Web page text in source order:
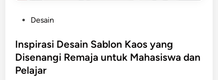
s
t
e
Desain
Inspirasi Desain Sablon Kaos yang
Disenangi Remaja untuk Mahasiswa dan
Pelajar